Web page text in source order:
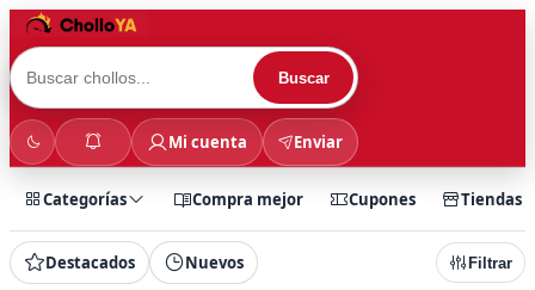
Buscar
Mi cuenta Enviar
Categorías Compra mejor Cupones Tiendas
Destacados Nuevos Filtrar